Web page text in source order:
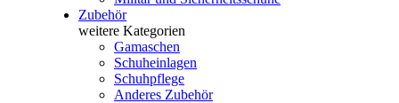
Zubehör
weitere Kategorien
Gamaschen
Schuheinlagen
Schuhpflege
Anderes Zubehör